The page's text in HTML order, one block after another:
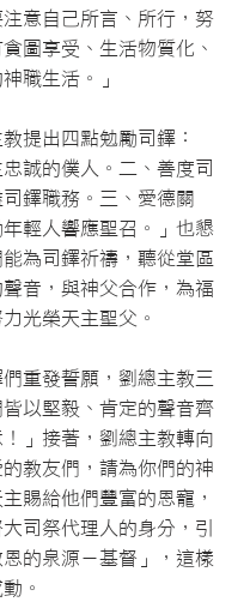
注意自己所言、所行，努
圖享受、生活物質化、
職生活。」
提出四點勉勵司鐸：
忠誠的僕人。二、善度司
鐸職務。三、愛德關
輕人響應聖召。」也懇
為司鐸祈禱，聽從堂區
音，與神父合作，為福
光榮天主聖父。
重發誓願，劉總主教三
以堅毅、肯定的聲音齊
」接著，劉總主教轉向
教友們，請為你們的神
賜給他們豐富的恩寵，
司祭代理人的身分，引
的泉源­­－基督」，這樣
。